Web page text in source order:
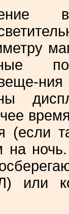
(если
на
или